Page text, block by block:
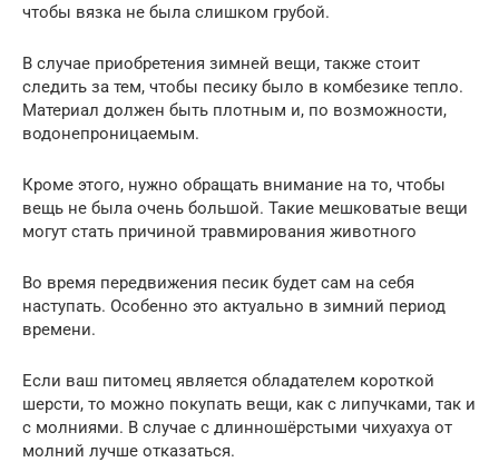
чтобы вязка не была слишком грубой.
В случае приобретения зимней вещи, также стоит
следить за тем, чтобы песику было в комбезике тепло.
Материал должен быть плотным и, по возможности,
водонепроницаемым.
Кроме этого, нужно обращать внимание на то, чтобы
вещь не была очень большой. Такие мешковатые вещи
могут стать причиной травмирования животного
Во время передвижения песик будет сам на себя
наступать. Особенно это актуально в зимний период
времени.
Если ваш питомец является обладателем короткой
шерсти, то можно покупать вещи, как с липучками, так и
с молниями. В случае с длинношёрстыми чихуахуа от
молний лучше отказаться.